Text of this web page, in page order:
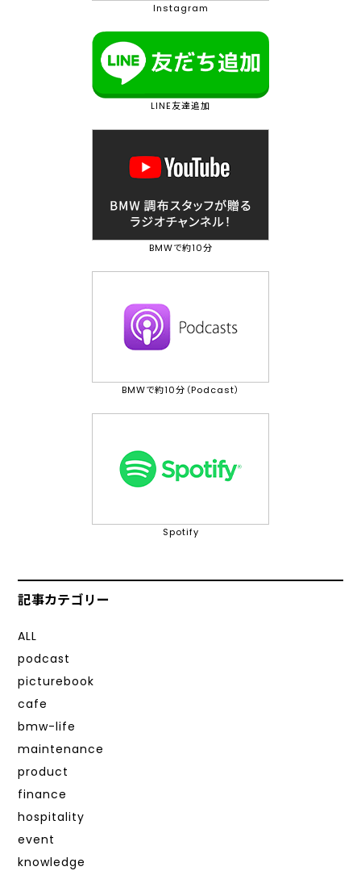
Instagram
LINE友達追加
BMWで約10分
BMWで約10分（Podcast）
Spotify
記事カテゴリー
ALL
podcast
picturebook
cafe
bmw-life
maintenance
product
finance
hospitality
event
knowledge